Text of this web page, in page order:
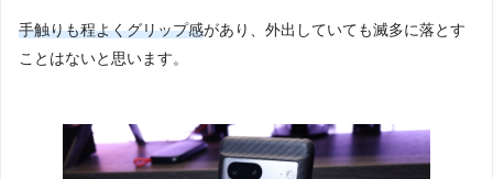
手触りも程よくグリップ感があり、外出していても滅多に落とす
ことはないと思います。